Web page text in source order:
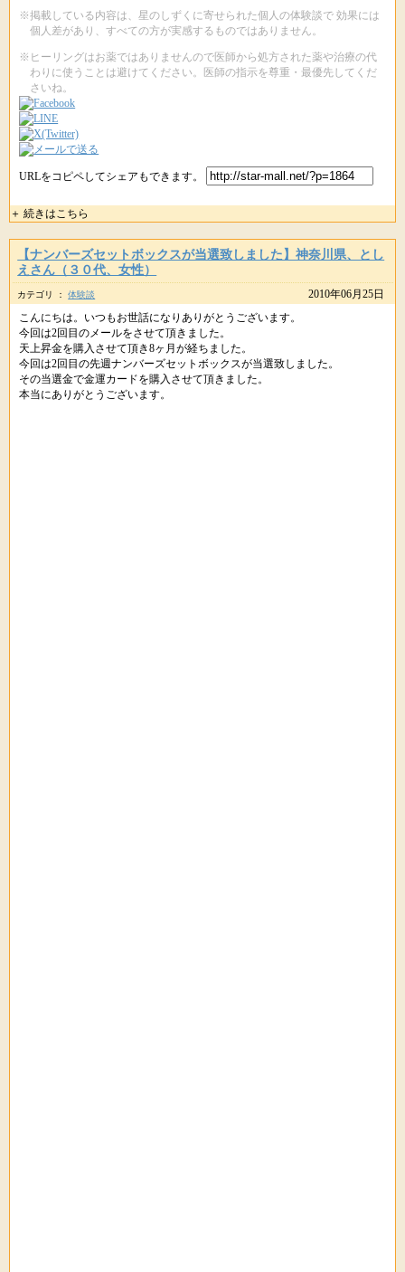
※掲載している内容は、星のしずくに寄せられた個人の体験談で 効果には
個人差があり、すべての方が実感するものではありません。
※ヒーリングはお薬ではありませんので医師から処方された薬や治療の代
わりに使うことは避けてください。医師の指示を尊重・最優先してくだ
さいね。
URLをコピペしてシェアもできます。
＋ 続きはこちら
【ナンバーズセットボックスが当選致しました】神奈川県、とし
えさん（３０代、女性）
カテゴリ ：体験談
2010年06月25日
こんにちは。いつもお世話になりありがとうございます。
今回は2回目のメールをさせて頂きました。
天上昇金を購入させて頂き8ヶ月が経ちました。
今回は2回目の先週ナンバーズセットボックスが当選致しました。
その当選金で金運カードを購入させて頂きました。
本当にありがとうございます。